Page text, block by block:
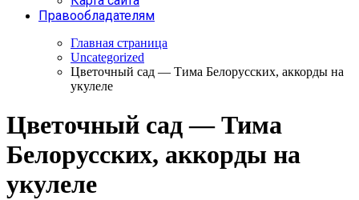
Правообладателям
Главная страница
Uncategorized
Цветочный сад — Тима Белорусских, аккорды на
укулеле
Цветочный сад — Тима
Белорусских, аккорды на
укулеле